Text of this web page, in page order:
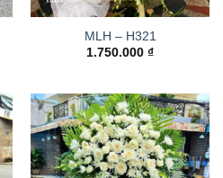
MLH – H321
1.750.000 ₫